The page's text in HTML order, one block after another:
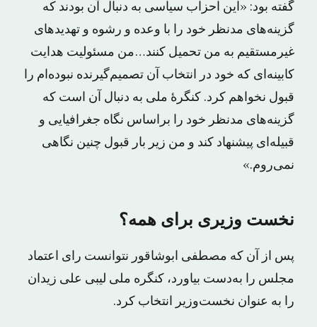
گفته بود: «این احزاب سیاسی به دنبال آن بودند که
گزینه‌های مدنظر خود را با وعده و رشوه و تهدیدهای
غیرمستقیم به من تحمیل کنند…من مسئولیت هدایت
کابینه‌ای که خود در انتخاب آن تصمیم‌گیرنده نبوده‌ام را
قبول نخواهم کرد. کنگرهٔ ملی به دنبال آن است که
گزینه‌های مدنظر خود را براساس نگاه جغرافیایی و
قبیله‌ای پیشنهاد کند و من زیر بار قبول چنین نگاهی
نمی‌روم.»
نخست وزیری برای همه؟
پس از آن که مصطفی ابوشاقور نتوانست رای اعتماد
مجلس را به‌دست بیاورد، کنگره ملی لیبی علی زیدان
را به ‌عنوان نخست‌وزیر انتخاب کرد.